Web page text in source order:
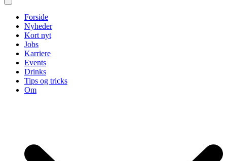
Forside
Nyheder
Kort nyt
Jobs
Karriere
Events
Drinks
Tips og tricks
Om